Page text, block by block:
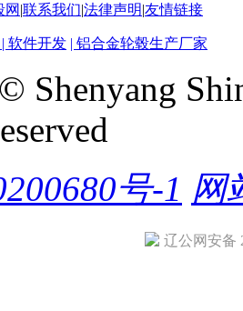
网 |联系我们|法律声明|友情链接
| 软件开发 | 铝合金轮毂生产厂家
Shenyang
号-1 网
辽公网安备